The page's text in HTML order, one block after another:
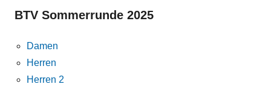
BTV Sommerrunde 2025
Damen
Herren
Herren 2